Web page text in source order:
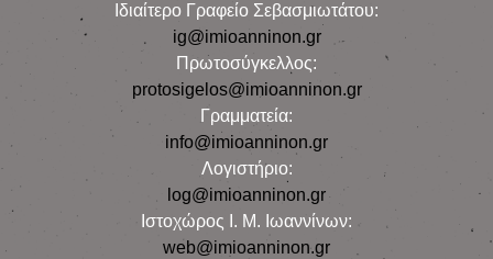
Iδιαίτερο Γραφείο Σεβασμιωτάτου:
ig@imioanninon.gr
Πρωτοσύγκελλος:
protosigelos@imioanninon.gr
Γραμματεία:
info@imioanninon.gr
Λογιστήριο:
log@imioanninon.gr
Ιστοχώρος Ι. Μ. Ιωαννίνων:
web@imioanninon.gr